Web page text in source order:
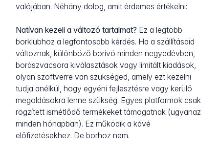
valójában. Néhány dolog, amit érdemes értékelni:
Natívan kezeli a változó tartalmat? Ez a legtöbb
borklubhoz a legfontosabb kérdés. Ha a szállításaid
változnak, különböző borívó minden negyedévben,
borászvacsora kiválasztások vagy limitált kiadások,
olyan szoftverre van szükséged, amely ezt kezelni
tudja anélkül, hogy egyéni fejlesztésre vagy kerülő
megoldásokra lenne szükség. Egyes platformok csak
rögzített ismétlődő termékeket támogatnak (ugyanaz
minden hónapban). Ez működik a kávé
előfizetésekhez. De borhoz nem.